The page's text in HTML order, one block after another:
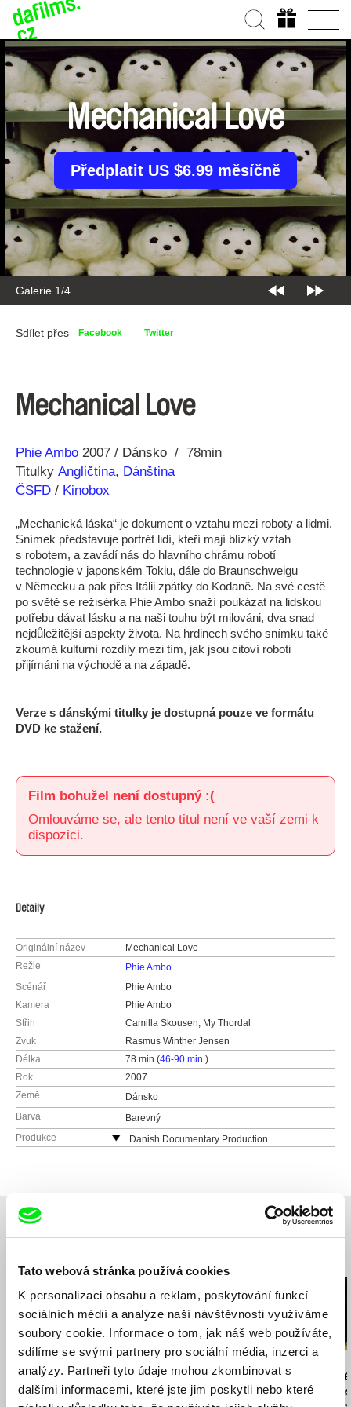
Tato webová stránka používá cookies
K personalizaci obsahu a reklam, poskytování funkcí
sociálních médií a analýze naší návštěvnosti využíváme
soubory cookie. Informace o tom, jak náš web používáte,
sdílíme se svými partnery pro sociální média, inzerci a
analýzy. Partneři tyto údaje mohou zkombinovat s
dalšími informacemi, které jste jim poskytli nebo které
Galerie 1/4
Mechanical Love
Předplatit US $6.99 měsíčně
Sdílet přes Facebook Twitter
Mechanical Love
Režie
Phie Ambo
Rok 2007 Dánsko
78min
Titulky Angličtina, Dánština
ČSFD / Kinobox
„Mechanická láska“ je dokument o vztahu mezi roboty a lidmi.
Snímek představuje portrét lidí, kteří mají blízký vztah
s robotem, a zavádí nás do hlavního chrámu robotí
technologie v japonském Tokiu, dále do Braunschweigu
v Německu a pak přes Itálii zpátky do Kodaně. Na své cestě
po světě se režisérka Phie Ambo snaží poukázat na lidskou
potřebu dávat lásku a na naši touhu být milováni, dva snad
nejdůležitější aspekty života. Na hrdinech svého snímku také
zkoumá kulturní rozdíly mezi tím, jak jsou citoví roboti
přijímáni na východě a na západě.
Verze s dánskými titulky je dostupná pouze ve formátu
DVD ke stažení.
Film bohužel není dostupný :(
Omlouváme se, ale tento titul není ve vaší zemi k
dispozici.
Detaily
Originální název
Mechanical Love
Režie
Phie Ambo
Scénář
Phie Ambo
Kamera
Phie Ambo
Střih
Camilla Skousen, My Thordal
Zvuk
Rasmus Winther Jensen
Délka
78 min (46-90 min.)
Rok
2007
Země
Dánsko
Barva
Barevný
Produkce
Danish Documentary Production
Houba Děkuji, dobře
Co dělat?
Prahy do